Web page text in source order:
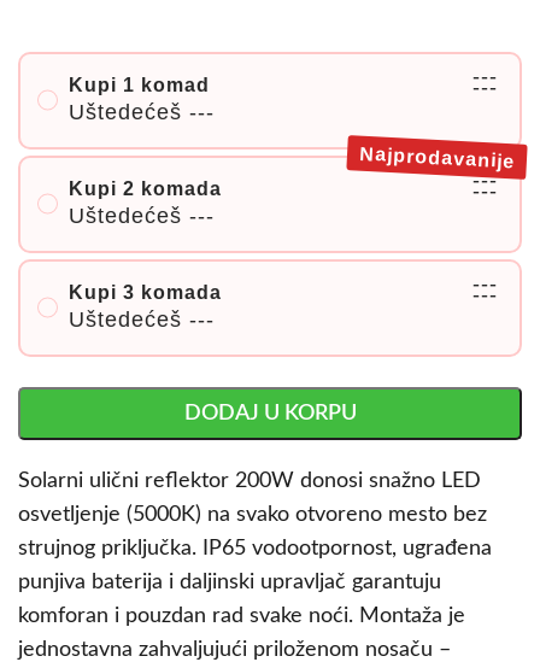
Kupi 1 komad
Uštedećeš ---
---
---
Kupi 2 komada
Uštedećeš ---
---
---
Najprodavanije
Kupi 3 komada
Uštedećeš ---
---
---
DODAJ U KORPU
Solarni ulični reflektor 200W donosi snažno LED
osvetljenje (5000K) na svako otvoreno mesto bez
strujnog priključka. IP65 vodootpornost, ugrađena
punjiva baterija i daljinski upravljač garantuju
komforan i pouzdan rad svake noći. Montaža je
jednostavna zahvaljujući priloženom nosaču –